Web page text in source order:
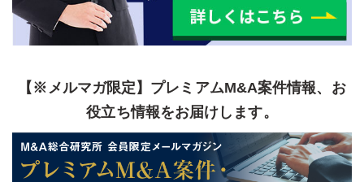
【※メルマガ限定】プレミアムM&A案件情報、お
役立ち情報をお届けします。